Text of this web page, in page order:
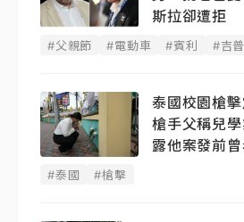
斯拉卻遭拒
#父親節 #電動車 #賓利 #吉
泰國校園槍
槍手父稱兒
露他案發前
#泰國 #槍擊